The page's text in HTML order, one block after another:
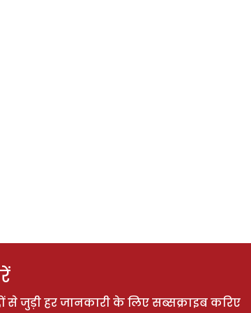
से जुड़ी हर जानकारी के लिए सब्सक्राइब करिए